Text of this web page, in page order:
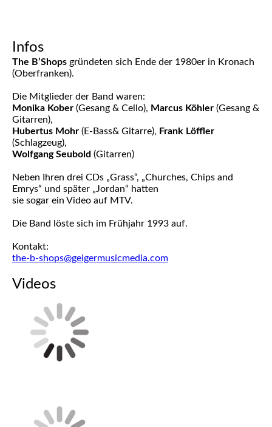
Infos
The B’Shops gründeten sich Ende der 1980er in Kronach
(Oberfranken).
Die Mitglieder der Band waren:
Monika Kober (Gesang & Cello), Marcus Köhler (Gesang &
Gitarren),
Hubertus Mohr (E-Bass& Gitarre), Frank Löffler
(Schlagzeug),
Wolfgang Seubold (Gitarren)
Neben Ihren drei CDs „Grass“, „Churches, Chips and
Emrys“ und später „Jordan“ hatten
sie sogar ein Video auf MTV.
Die Band löste sich im Frühjahr 1993 auf.
Kontakt:
the-b-shops@geigermusicmedia.com
Videos